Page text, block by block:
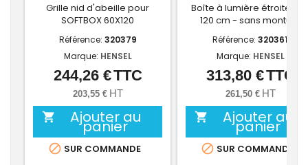
Grille nid d'abeille pour
SOFTBOX 60X120
Référence: 320379
Marque: HENSEL
Prix
244,26 €TTC
203,55 € HT
 Ajouter au
panier
 SUR COMMANDE
Boîte à lumière étroite 30
120 cm - sans monture
Référence: 320361
Marque: HENSEL
Prix
313,80 €TTC
261,50 € HT
 Ajouter au
panier
 SUR COMMANDE